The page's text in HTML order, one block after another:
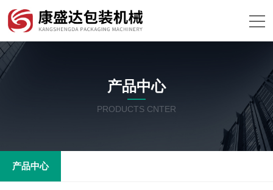
产品中心
PRODUCTS CNTER
产品中心